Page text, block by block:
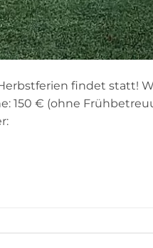
findet statt!
150 € (ohne